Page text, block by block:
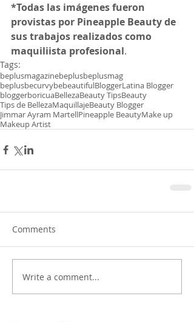
*Todas las imágenes fueron
provistas por Pineapple Beauty de
sus trabajos realizados como
maquiliista profesional.
Tags:
beplusmagazinebeplusbeplusmag
beplusbecurvybebeautifulBloggerLatina Blogger
bloggerboricuaBellezaBeauty TipsBeauty
Tips de BellezaMaquillajeBeauty Blogger
Jimmar Ayram MartellPineapple BeautyMake up
Makeup Artist
Comments
Write a comment...